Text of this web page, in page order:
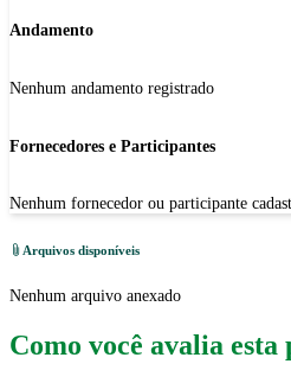
Andamento
Nenhum andamento registrado
Fornecedores e Participantes
Nenhum fornecedor ou participante
Arquivos disponíveis
Nenhum arquivo anexado
Como você avalia esta